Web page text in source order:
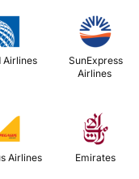
Airlines
Airlines
Emirates